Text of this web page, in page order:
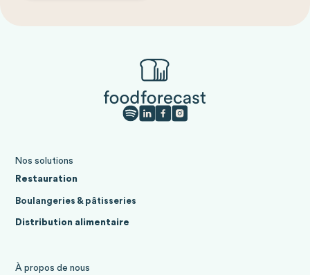
Nos solutions
Restauration
Boulangeries & pâtisseries
Distribution alimentaire
À propos de nous